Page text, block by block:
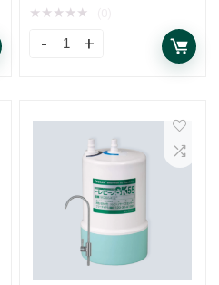
★ ★ ★ ★ ★